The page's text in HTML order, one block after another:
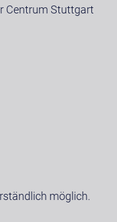
Centrum Stuttgart
möglich.